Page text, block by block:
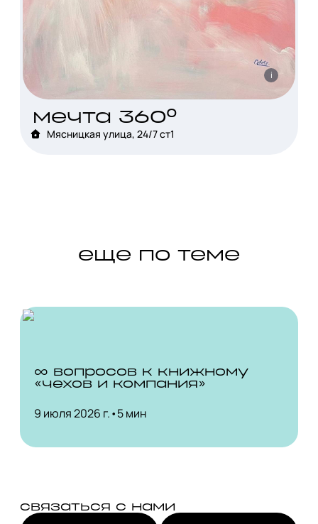
i
мечта 360°
Мясницкая улица, 24/7 ст1
еще по теме
∞ вопросов к книжному
«чехов и компания»
9 июля 2026 г.•5 мин
связаться с нами